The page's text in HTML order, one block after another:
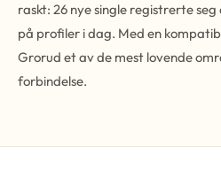
raskt: 26 nye single registrerte
på profiler i dag. Med en
Grorud et av de mest lovende
forbindelse.